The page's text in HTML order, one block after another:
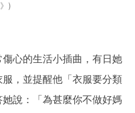
心的生活小插曲，有日她
，並提醒他「衣服要分類
說：「為甚麼你不做好媽